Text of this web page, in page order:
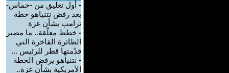
- أول تعليق من -حماس-
بعد رفض نتنياهو خطة
ترامب بشأن غزة
- خطط معلّقة.. ما مصير
الطائرة الفاخرة التي
قدّمتها قطر للرئيس ...
- نتنياهو يرفض الخطة
الأمريكية بشأن غزة..